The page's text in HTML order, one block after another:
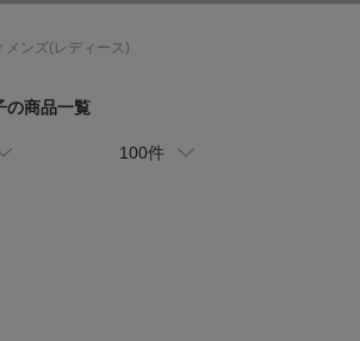
メンズ(レディース)
の商品一覧
100件